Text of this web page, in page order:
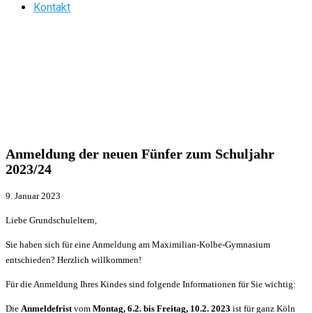
Kontakt
Anmeldung der neuen Fünfer zum Schuljahr
2023/24
9. Januar 2023
Liebe Grundschuleltern,
Sie haben sich für eine Anmeldung am Maximilian-Kolbe-Gymnasium
entschieden? Herzlich willkommen!
Für die Anmeldung Ihres Kindes sind folgende Informationen für Sie wichtig:
Die Anmeldefristvom Montag, 6.2. bis Freitag, 10.2. 2023 ist für ganz Köln